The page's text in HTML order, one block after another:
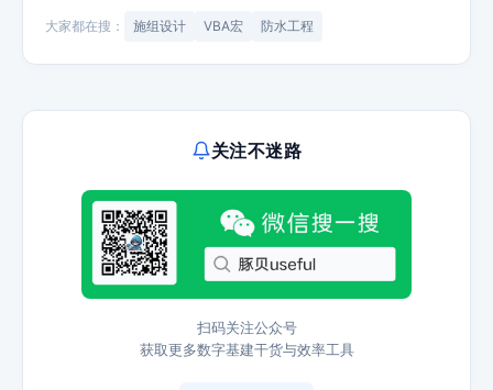
大家都在搜： 施组设计 VBA宏 防水工程
关注不迷路
扫码关注公众号
获取更多数字基建干货与效率工具